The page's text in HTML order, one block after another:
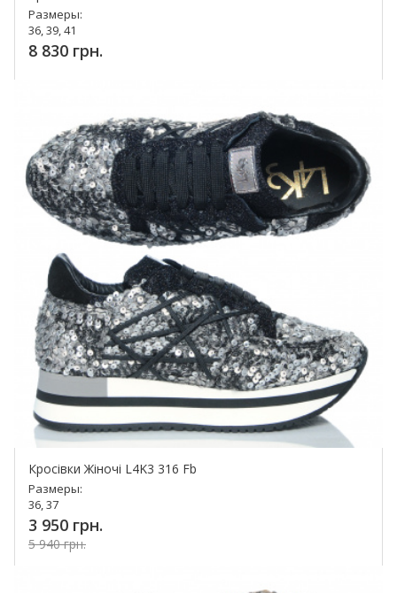
Размеры:
36, 39, 41
8 830 грн.
Кросівки Жіночі L4K3 316 Fb
Размеры:
36, 37
3 950 грн.
5 940 грн.